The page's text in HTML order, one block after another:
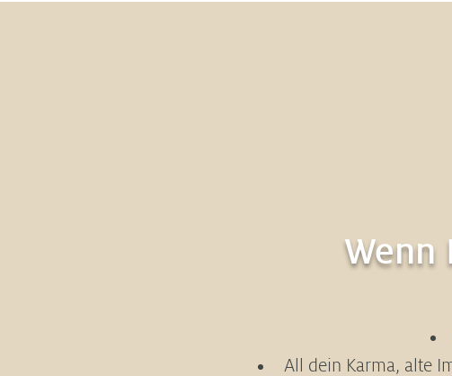
Wenn
All dein Karma, alte